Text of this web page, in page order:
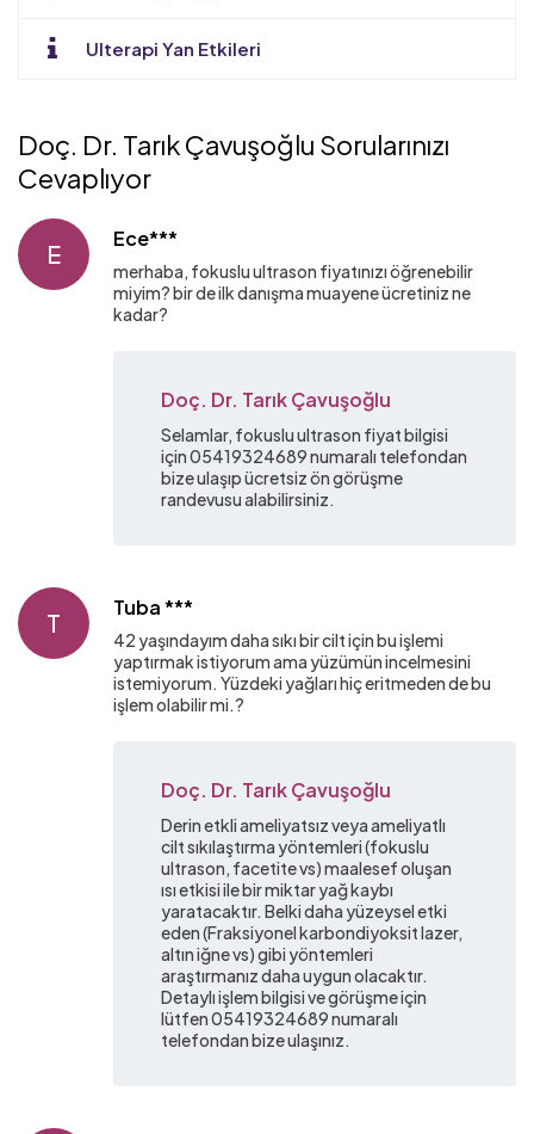
Ulterapi Yan Etkileri
Doç. Dr. Tarık Çavuşoğlu Sorularınızı
Cevaplıyor
E
Ece***
merhaba, fokuslu ultrason fiyatınızı öğrenebilir
miyim? bir de ilk danışma muayene ücretiniz ne
kadar?
Doç. Dr. Tarık Çavuşoğlu
Selamlar, fokuslu ultrason fiyat bilgisi
için 05419324689 numaralı telefondan
bize ulaşıp ücretsiz ön görüşme
randevusu alabilirsiniz.
T
Tuba ***
42 yaşındayım daha sıkı bir cilt için bu işlemi
yaptırmak istiyorum ama yüzümün incelmesini
istemiyorum. Yüzdeki yağları hiç eritmeden de bu
işlem olabilir mi.?
Doç. Dr. Tarık Çavuşoğlu
Derin etkli ameliyatsız veya ameliyatlı
cilt sıkılaştırma yöntemleri (fokuslu
ultrason, facetite vs) maalesef oluşan
ısı etkisi ile bir miktar yağ kaybı
yaratacaktır. Belki daha yüzeysel etki
eden (Fraksiyonel karbondiyoksit lazer,
altın iğne vs) gibi yöntemleri
araştırmanız daha uygun olacaktır.
Detaylı işlem bilgisi ve görüşme için
lütfen 05419324689 numaralı
telefondan bize ulaşınız.